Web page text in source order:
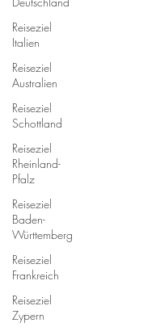
Reiseziel
Italien
Reiseziel
Australien
Reiseziel
Schottland
Reiseziel
Rheinland-
Pfalz
Reiseziel
Baden-
Württemberg
Reiseziel
Frankreich
Reiseziel
Zypern